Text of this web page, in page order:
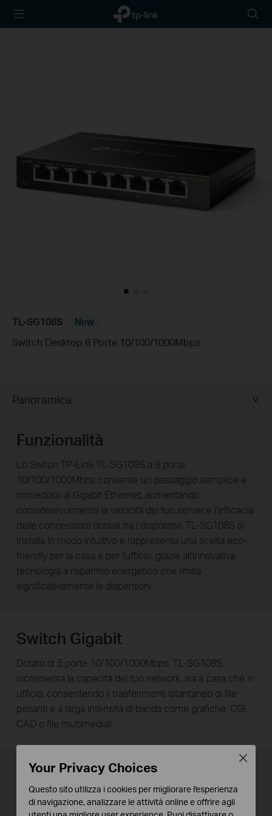
TP-Link,
Reliably
icon
TL-SG108S
New
Switch Desktop 8 Porte 10/100/1000Mbps
Panoramica
Funzionalità
Lo Switch TP-Link TL-SG108S a 8 porte
10/100/1000Mbps consente un passaggio semplice e
immediato al Gigabit Ethernet, aumentando
considerevolmente la velocità del tuo server e l'efficacia
delle connessioni dorsali tra i dispositivi. TL-SG108S si
installa in modo intuitivo e rappresenta una scelta eco-
friendly per la casa e per l'ufficio, grazie all'innovativa
tecnologia a risparmio energetico che limita
significativamente le dispersioni.
Switch Gigabit
Dotato di 5 porte 10/100/1000Mbps, TL-SG108S
incrementa la capacità del tuo network, sia a casa che in
ufficio, consentendo il trasferimenti istantaneo di file
pesanti e a larga intensità di banda come grafiche, CGI,
CAD o file multimediali.
La scelta Green per il tuo
Ethernet
Your Privacy Choices
Questo sito utilizza i cookies per migliorare l'esperienza
di navigazione, analizzare le attività online e offrire agli
Close